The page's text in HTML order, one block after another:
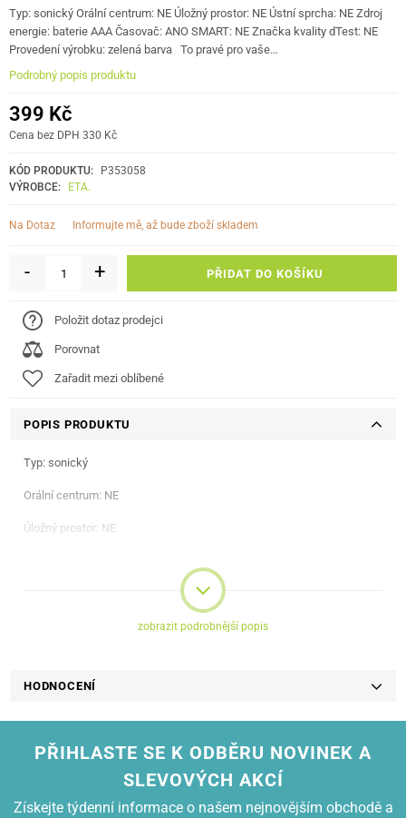
Typ: sonický Orální centrum: NE Úložný prostor: NE Ústní sprcha: NE Zdroj
energie: baterie AAA Časovač: ANO SMART: NE Značka kvality dTest: NE
Provedení výrobku: zelená barva To pravé pro vaše…
Podrobný popis produktu
399 Kč
Cena bez DPH 330 Kč
KÓD PRODUKTU:
P353058
VÝROBCE:
ETA.
Na Dotaz informujte mě, až bude zboží skladem
- + PŘIDAT DO KOŠÍKU
Položit dotaz prodejci
Porovnat
Zařadit mezi oblíbené
POPIS PRODUKTU
Typ: sonický
Orální centrum: NE
Úložný prostor: NE
Značka kvality dTest: NE
Provedení výrobku: zelená barva
zobrazit podrobnější popis
HODNOCENÍ
PŘIHLASTE SE K ODBĚRU NOVINEK A
SLEVOVÝCH AKCÍ
Získejte týdenní informace o našem nejnovějším obchodě a